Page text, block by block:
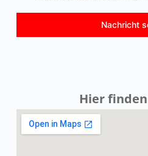
Nachricht
Hier